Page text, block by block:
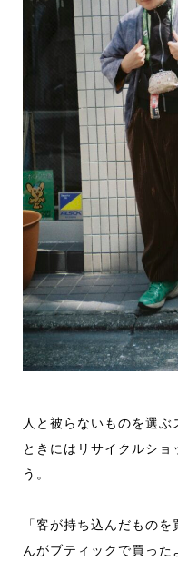
人と被らないものを選ぶ
ときにはリサイクルシ
う。
「客が持ち込んだもの
んがブティックで買っ